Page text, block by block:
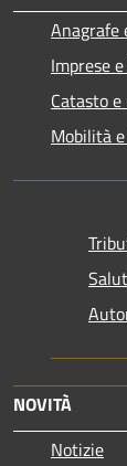
Anagrafe
Imprese
Catasto
Mobilità
NOVITÀ
Notizie